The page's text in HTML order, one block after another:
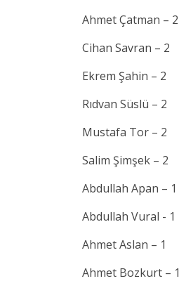
Ahmet Çatman – 2
Cihan Savran – 2
Ekrem Şahin – 2
Rıdvan Süslü – 2
Mustafa Tor – 2
Salim Şimşek – 2
Abdullah Apan – 1
Abdullah Vural - 1
Ahmet Aslan – 1
Ahmet Bozkurt – 1